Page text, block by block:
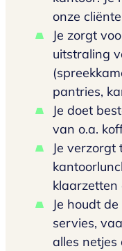
onze
Je zorgt
uitstraling
pantries,
Je doet
van o.a.
Je
klaarzetten
Je houdt
servies,
alles netjes